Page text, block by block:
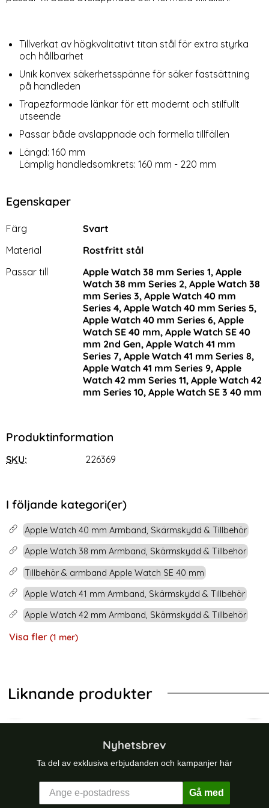
Tillverkat av högkvalitativt titan stål för extra styrka
och hållbarhet
Unik konvex säkerhetsspänne för säker fastsättning
på handleden
Trapezformade länkar för ett modernt och stilfullt
utseende
Passar både avslappnade och formella tillfällen
Längd: 160 mm
Lämplig handledsomkrets: 160 mm - 220 mm
Egenskaper
Egenskaper/attribut för denna produkt
Attribut
Färg
Svart
Material
Rostfritt stål
Passar till
Apple Watch 38 mm Series 1, Apple
Watch 38 mm Series 2, Apple Watch 38
mm Series 3, Apple Watch 40 mm
Series 4, Apple Watch 40 mm Series 5,
Apple Watch 40 mm Series 6, Apple
Watch SE 40 mm, Apple Watch SE 40
mm 2nd Gen, Apple Watch 41 mm
Series 7, Apple Watch 41 mm Series 8,
Apple Watch 41 mm Series 9, Apple
Watch 42 mm Series 11, Apple Watch 42
mm Series 10, Apple Watch SE 3 40 mm
Produktinformation
SKU: 226369
I följande kategori(er)
Apple Watch 40 mm Armband, Skärmskydd & Tillbehör
Apple Watch 38 mm Armband, Skärmskydd & Tillbehör
Tillbehör & armband Apple Watch SE 40 mm
Apple Watch 41 mm Armband, Skärmskydd & Tillbehör
Apple Watch 42 mm Armband, Skärmskydd & Tillbehör
Visa fler (1 mer)
Liknande produkter
42/41/40/38 mm (M/L) Vit
Armband Butterfly Apple Watch 42/41/40/38 mm (M/L) Grå
Apple Watch 42/41/40/38 mm
Nyhetsbrev
Ta del av exklusiva erbjudanden och kampanjer här
Gå med